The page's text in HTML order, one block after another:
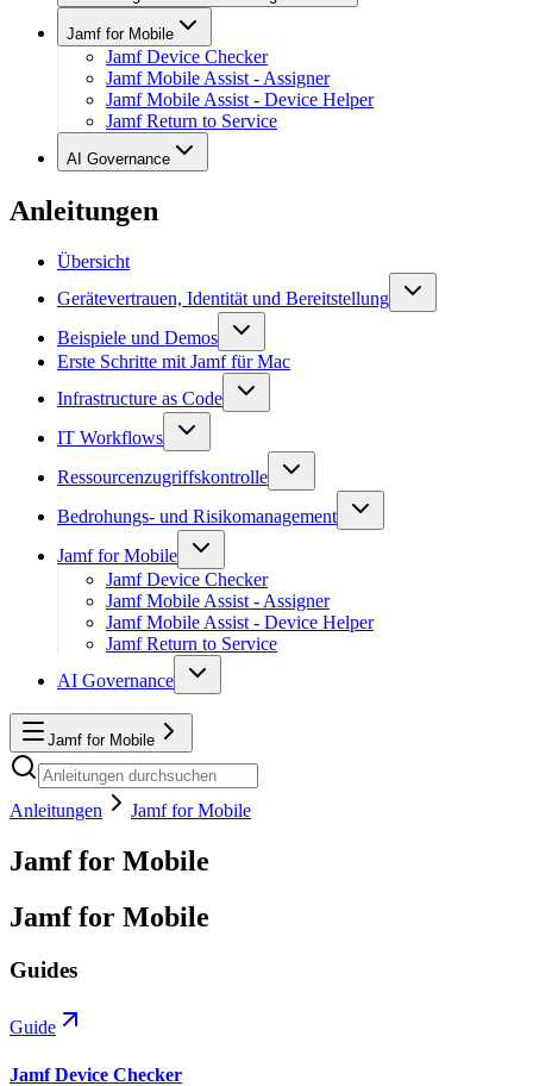
Jamf for Mobile
Jamf Device Checker
Jamf Mobile Assist - Assigner
Jamf Mobile Assist - Device Helper
Jamf Return to Service
AI Governance
Anleitungen
Übersicht
Gerätevertrauen, Identität und Bereitstellung
Beispiele und Demos
Erste Schritte mit Jamf für Mac
Infrastructure as Code
IT Workflows
Ressourcenzugriffskontrolle
Bedrohungs- und Risikomanagement
Jamf for Mobile
Jamf Device Checker
Jamf Mobile Assist - Assigner
Jamf Mobile Assist - Device Helper
Jamf Return to Service
AI Governance
Jamf for Mobile
Anleitungen Jamf for Mobile
Jamf for Mobile
Jamf for Mobile
Guides
Guide
Jamf Device Checker